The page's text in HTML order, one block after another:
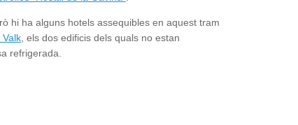
hi ha alguns hotels assequibles en aquest tram
, els dos edificis dels quals no estan
refrigerada.